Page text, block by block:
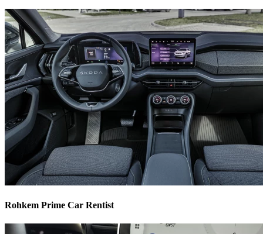
Rohkem Prime Car Rentist